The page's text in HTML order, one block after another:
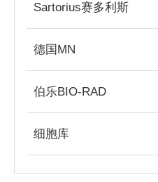
Sartorius赛多利斯
德国MN
伯乐BIO-RAD
细胞库